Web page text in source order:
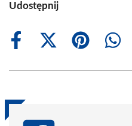
Udostępnij
Share
Share
(Twitter)
Share
Share